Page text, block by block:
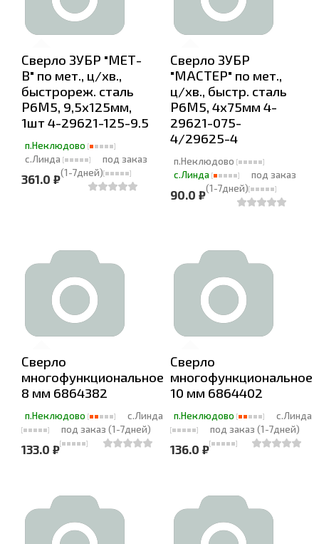
Сверло ЗУБР "МЕТ-
В" по мет., ц/хв.,
быстрореж. сталь
Р6М5, 9,5х125мм,
1шт 4-29621-125-9.5
п.Неклюдово
с.Линда
под заказ
(1-7дней)
361.0 ₽
Сверло ЗУБР
"МАСТЕР" по мет.,
ц/хв., быстр. сталь
Р6М5, 4х75мм 4-
29621-075-
4/29625-4
п.Неклюдово
с.Линда
под заказ
(1-7дней)
90.0 ₽
Сверло
многофункциональное
8 мм 6864382
п.Неклюдово
с.Линда
под заказ (1-7дней)
133.0 ₽
Сверло
многофункциональное
10 мм 6864402
п.Неклюдово
с.Линда
под заказ (1-7дней)
136.0 ₽